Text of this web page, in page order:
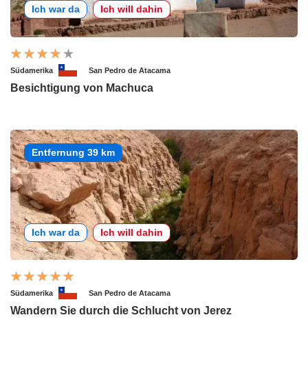
Ich war da Ich will dahin
Südamerika San Pedro de Atacama
Besichtigung von Machuca
Entfernung 39 km
Ich war da Ich will dahin
Südamerika San Pedro de Atacama
Wandern Sie durch die Schlucht von Jerez